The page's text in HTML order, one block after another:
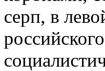
серп, в